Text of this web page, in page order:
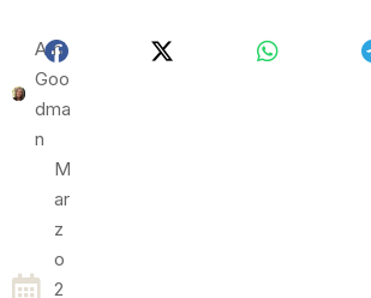
Ami
Goo
Dma
N
M
Ar
Z
O
2